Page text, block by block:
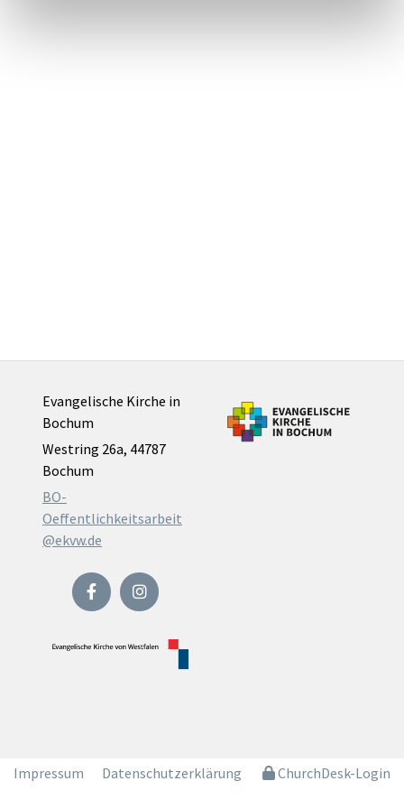
Evangelische Kirche in
Bochum
Westring 26a, 44787
Bochum
BO-
Oeffentlichkeitsarbeit
@ekvw.de
Impressum Datenschutzerklärung ChurchDesk-Login